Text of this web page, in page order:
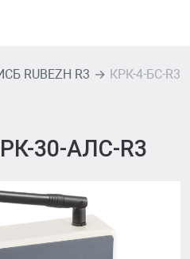
RUBEZH R3 КРК-4-БС-R3,
30-АЛС-R3